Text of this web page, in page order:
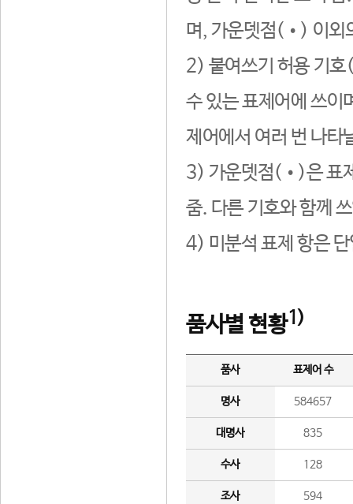
며, 가운뎃점(•) 이외
2) 붙여쓰기 허용 기호
수 있는 표제어에 쓰이
제어에서 여러 번 나타
3) 가운뎃점(•)은 표
줌. 다른 기호와 함께
4) 미분석 표제 항은
품사별 현황1)
품사 표제어 수
명사 584657
대명사 835
수사 128
조사 594